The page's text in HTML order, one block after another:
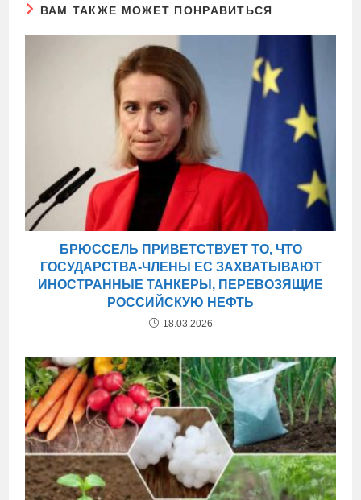
ВАМ ТАКЖЕ МОЖЕТ ПОНРАВИТЬСЯ
БРЮССЕЛЬ ПРИВЕТСТВУЕТ ТО, ЧТО
ГОСУДАРСТВА-ЧЛЕНЫ ЕС ЗАХВАТЫВАЮТ
ИНОСТРАННЫЕ ТАНКЕРЫ, ПЕРЕВОЗЯЩИЕ
РОССИЙСКУЮ НЕФТЬ
18.03.2026